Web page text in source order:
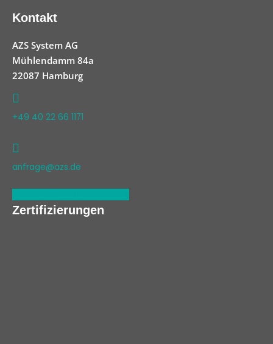
Kontakt
AZS System AG
Mühlendamm 84a
22087 Hamburg
+49 40 22 66 1171
anfrage@azs.de
Zertifizierungen